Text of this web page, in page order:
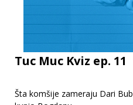
Tuc Muc Kviz ep. 11
Šta komšije zameraju Dari